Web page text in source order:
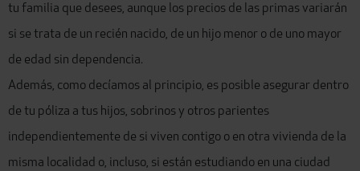
tu familia que desees, aunque los precios de las primas variarán
si se trata de un recién nacido, de un hijo menor o de uno mayor
de edad sin dependencia.
Además, como decíamos al principio, es posible asegurar dentro
de tu póliza a tus hijos, sobrinos y otros parientes
independientemente de si viven contigo o en otra vivienda de la
misma localidad o, incluso, si están estudiando en una ciudad